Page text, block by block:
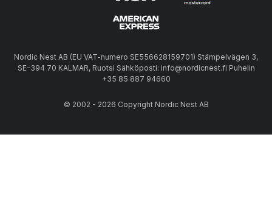
Nordic Nest AB (EU VAT-numero SE556628159701) Stämpelvägen 3,
SE-394 70 KALMAR, Ruotsi Sähköposti: info@nordicnest.fi Puhelin
+35 85 887 94660
© 2002 - 2026 Copyright Nordic Nest AB